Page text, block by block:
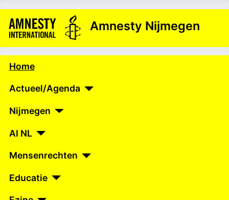
Amnesty Nijmegen
Home
Actueel/Agenda
Nijmegen
AI NL
Mensenrechten
Educatie